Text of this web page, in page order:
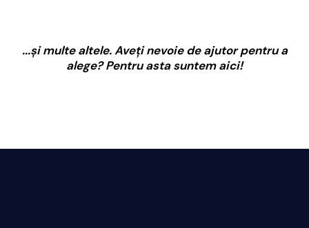
...și multe altele. Aveți nevoie de ajutor pentru a
alege? Pentru asta suntem aici!